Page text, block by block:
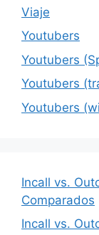
Viaje
Youtubers
Youtubers
Youtubers
Youtubers
Incall vs.
Comparados
Incall vs.